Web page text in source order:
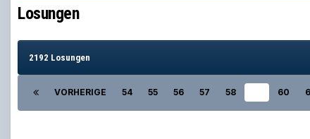
Losungen
2192 Losungen
VORHERIGE 54 55 56 57 58 60